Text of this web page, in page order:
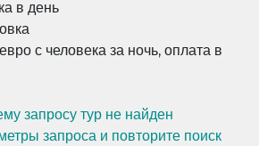
в день
с человека за ночь, оплата в
запросу тур не найден
запроса и повторите поиск